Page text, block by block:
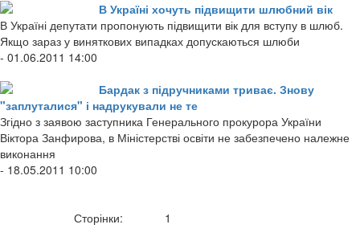
В Україні хочуть підвищити шлюбний вік
В Україні депутати пропонують підвищити вік для вступу в шлюб.
Якщо зараз у виняткових випадках допускаються шлюби
- 01.06.2011 14:00
Бардак з підручниками триває. Знову
"заплуталися" і надрукували не те
Згідно з заявою заступника Генерального прокурора України
Віктора Занфирова, в Міністерстві освіти не забезпечено належне
виконання
- 18.05.2011 10:00
Сторінки: 1